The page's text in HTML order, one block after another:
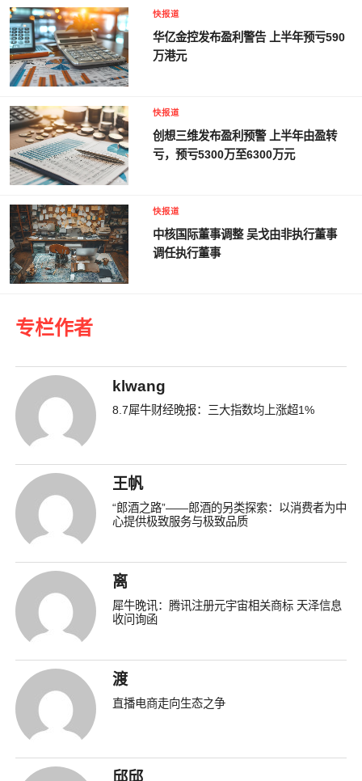
快报道
华亿金控发布盈利警告 上半年预亏590
万港元
快报道
创想三维发布盈利预警 上半年由盈转
亏，预亏5300万至6300万元
快报道
中核国际董事调整 吴戈由非执行董事
调任执行董事
专栏作者
klwang
8.7犀牛财经晚报：三大指数均上涨超1%
王帆
“郎酒之路”——郎酒的另类探索：以消费者为中
心提供极致服务与极致品质
离
犀牛晚讯：腾讯注册元宇宙相关商标 天泽信息
收问询函
渡
直播电商走向生态之争